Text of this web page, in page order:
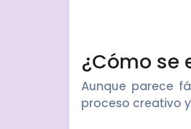
¿Cómo se
Aunque parece
proceso creativo